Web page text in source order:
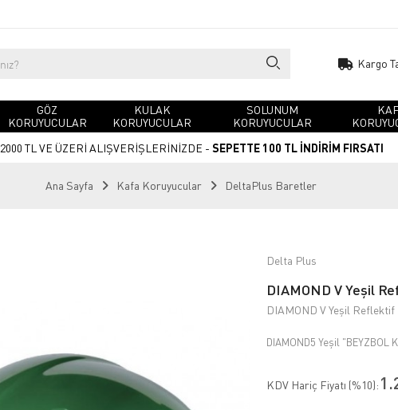
GÖZ
KORUYUCULAR
KULAK
KORUYUCULAR
SOLUNUM
KORUYUCULAR
2000 TL VE ÜZERİ ALIŞVERİŞLERİNİZDE - SEPETTE 100 TL İNDİRİM FIRSATI
Ana Sayfa Kafa Koruyucular DeltaPlus Baretler
Delta Plus
DIAMOND V Yeşil
DIAMOND V Yeşil
DIAMOND5 Yeşil "BEYZBOL
KDV Hariç Fiyatı (%10):